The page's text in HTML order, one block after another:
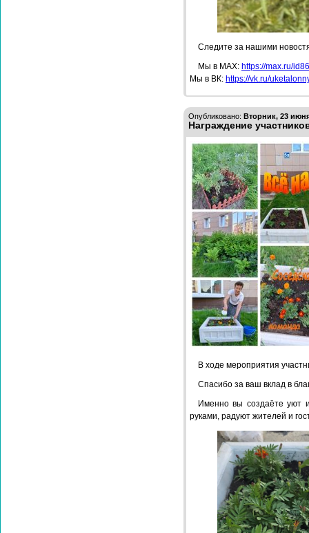
Следите за нашими
Мы в МАХ: https://max.ru/
Мы в ВК: https://vk.ru/
Опубликовано: Вторник, 23
Награждение
В ходе мероприятия
Спасибо за ваш вклад в
Именно вы создаёте уют
руками, радуют жителей и